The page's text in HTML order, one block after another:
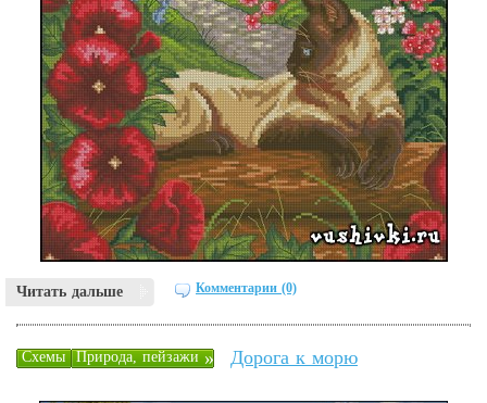
Читать дальше Комментарии (0)
Схемы »
Природа, пейзажи Дорога к морю